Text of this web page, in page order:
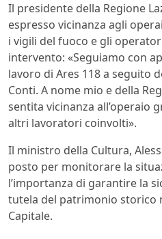
Il presidente della Regione
espresso vicinanza agli
i vigili del fuoco e gli
intervento: «Seguiamo con
lavoro di Ares 118 a seguito
Conti. A nome mio e della
sentita vicinanza all’operaio
altri lavoratori coinvolti».
Il ministro della Cultura,
posto per monitorare la
l’importanza di garantire la
tutela del patrimonio storico
Capitale.